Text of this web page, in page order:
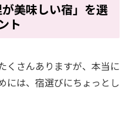
美味しい宿」を選
ト
くさんありますが、本当に
には、宿選びにちょっとし